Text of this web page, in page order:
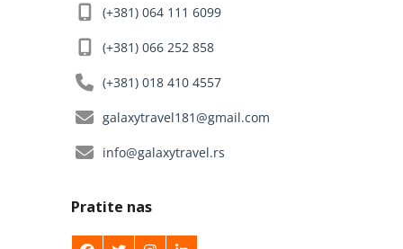
(+381) 064 111 6099
(+381) 066 252 858
(+381) 018 410 4557
galaxytravel181@gmail.com
info@galaxytravel.rs
Pratite nas